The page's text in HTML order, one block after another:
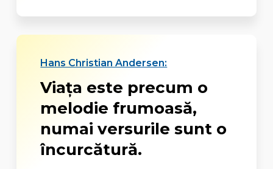
Hans Christian Andersen:
Viaţa este precum o
melodie frumoasă,
numai versurile sunt o
încurcătură.